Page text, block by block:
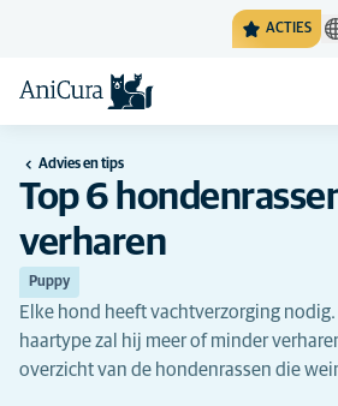
ACTIES
Advies en tips
Top 6
verharen
Puppy
Elke hond heeft vachtverzorging
haartype zal hij meer of minder
overzicht van de hondenrassen die